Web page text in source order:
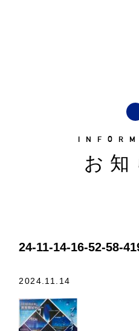
お知
24-11-14-16-52-58-
2024.11.14